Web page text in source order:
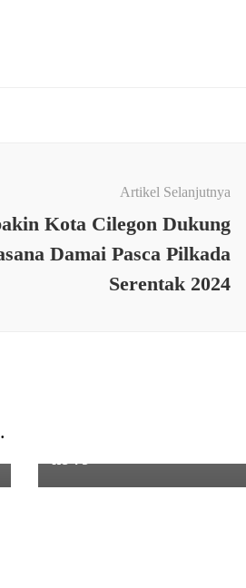
Artikel Selanjutnya
Kota Cilegon Dukung
Damai Pasca Pilkada
Serentak 2024